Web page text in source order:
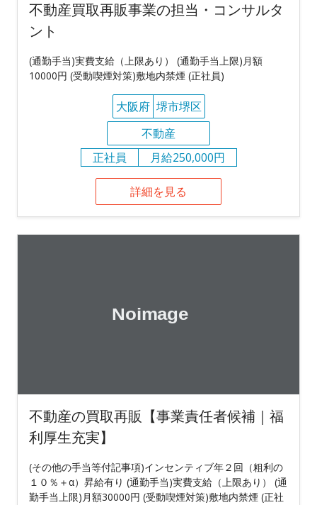
不動産買取再販事業の担当・コンサルタ
ント
(通勤手当)実費支給（上限あり） (通勤手当上限)月額
10000円 (受動喫煙対策)敷地内禁煙 (正社員)
大阪府 堺市堺区
不動産
正社員
月給250,000円
詳細を見る
不動産の買取再販【事業責任者候補｜福
利厚生充実】
(その他の手当等付記事項)インセンティブ年２回（粗利の
１０％＋α）昇給有り (通勤手当)実費支給（上限あり） (通
勤手当上限)月額30000円 (受動喫煙対策)敷地内禁煙 (正社